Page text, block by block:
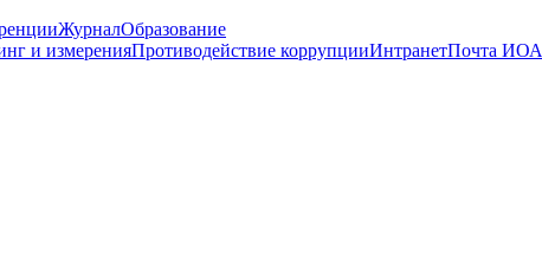
ЖурналОбразование
и измеренияПротиводействие коррупцииИнтранетПочта ИОА